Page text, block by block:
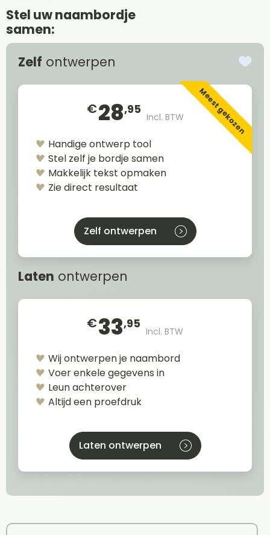
Stel uw naambordje
samen:
Zelf ontwerpen
€28,95
Incl. BTW Meest gekozen
Handige ontwerp tool
Stel zelf je bordje samen
Makkelijk tekst opmaken
Zie direct resultaat
Zelf ontwerpen
Laten ontwerpen
€33,95
Incl. BTW
Wij ontwerpen je naambord
Voer enkele gegevens in
Leun achterover
Altijd een proefdruk
Laten ontwerpen